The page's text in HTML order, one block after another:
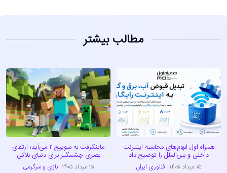
مطالب بیشتر
همراه اول ابهام‌های محاسبه اینترنت
داخلی و بین‌الملل را توضیح داد
۱۵ مرداد ۱۴۰۵ فناوری ایران
ماینکرفت به سوییچ ۲ می‌آید؛ ارتقای
بصری چشمگیر برای دنیای بلاکی
۱۵ مرداد ۱۴۰۵ بازی و سرگرمی